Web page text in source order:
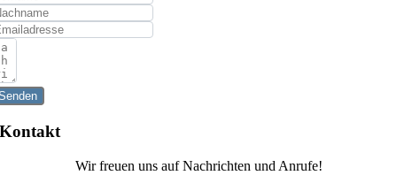
Kontakt
Wir freuen uns auf Nachrichten und Anrufe!